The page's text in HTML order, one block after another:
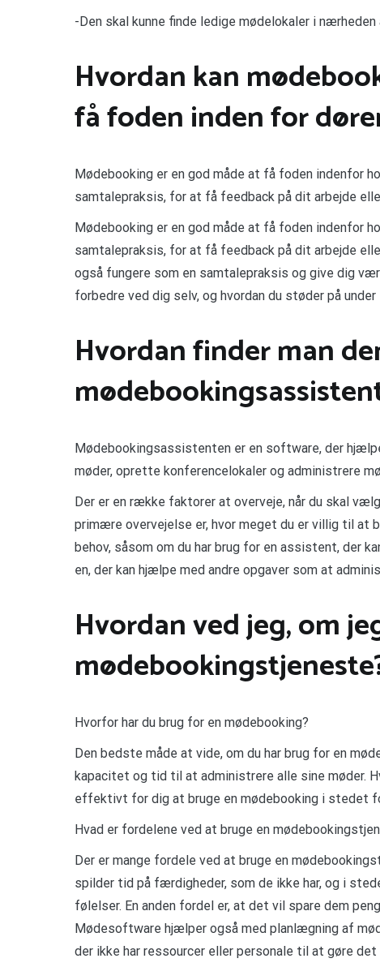
-Den skal kunne finde ledige mødelokaler i
Hvordan kan
få foden inden for
Mødebooking er en god måde at få foden indenfor
samtalepraksis, for at få feedback på dit arbejde
Mødebooking er en god måde at få foden indenfor
samtalepraksis, for at få feedback på dit arbejde
også fungere som en samtalepraksis og give dig
forbedre ved dig selv, og hvordan du støder på
Hvordan finder man
Mødebookingsassistenten er en software, der
møder, oprette konferencelokaler og administrere
Der er en række faktorer at overveje, når du skal
primære overvejelse er, hvor meget du er villig til at
behov, såsom om du har brug for en assistent, der
en, der kan hjælpe med andre opgaver som at
Hvordan ved jeg, om
Hvorfor har du brug for en mødebooking?
Den bedste måde at vide, om du har brug for en
kapacitet og tid til at administrere alle sine møder.
effektivt for dig at bruge en mødebooking i stedet
Hvad er fordelene ved at bruge en
Der er mange fordele ved at bruge en
spilder tid på færdigheder, som de ikke har, og i
følelser. En anden fordel er, at det vil spare dem
Mødesoftware hjælper også med planlægning af
der ikke har ressourcer eller personale til at gøre det